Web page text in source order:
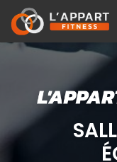
au
contenu
principal